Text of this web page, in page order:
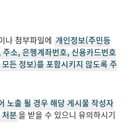
나 첨부파일에 개인정보(주민등
소, 은행계좌번호, 신용카드번호
든 정보)를 포함시키지 않도록 주
노출 될 경우 해당 게시물 작성자
분을 받을 수 있으니 유의하시기